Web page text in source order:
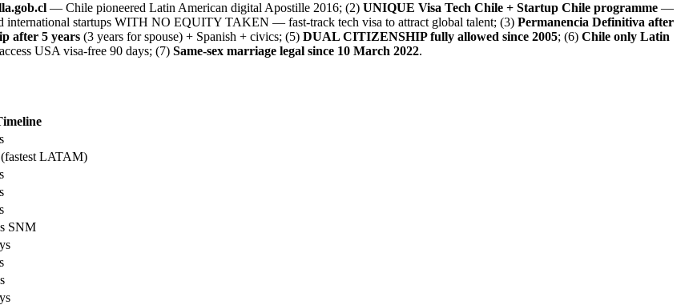
— Chile pioneered Latin American digital Apostille 2016; (2) UNIQUE Visa Tech Chile + Startup Chile programme —
international startups WITH NO EQUITY TAKEN — fast-track tech visa to attract global talent; (3) Permanencia Definitiva after
after 5 years (3 years for spouse) + Spanish + civics; (5) DUAL CITIZENSHIP fully allowed since 2005; (6) Chile only Latin
USA visa-free 90 days; (7) Same-sex marriage legal since 10 March 2022.
LATAM)
SNM